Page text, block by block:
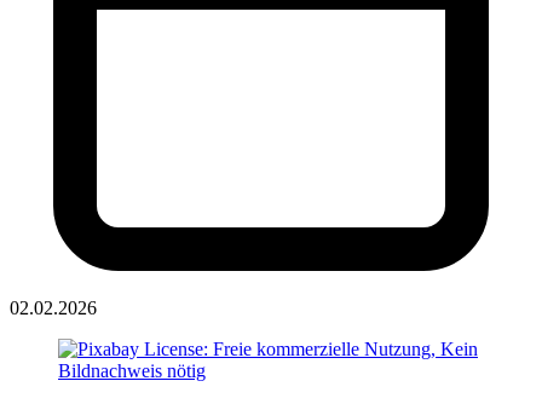
02.02.2026